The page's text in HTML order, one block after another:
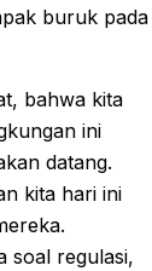
buruk pada
bahwa kita
ini
datang.
kita hari ini
soal regulasi,